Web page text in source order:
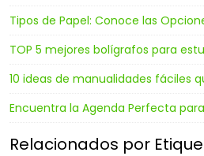
Tipos de Papel: Conoce las
TOP 5 mejores bolígrafos para
10 ideas de manualidades fáciles
Encuentra la Agenda Perfecta
Relacionados por